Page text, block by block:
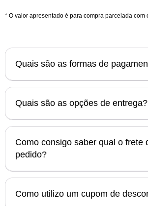
* O valor apresentado é para compra parcelada com
Quais são as formas de
Quais são as opções de entrega?
Como consigo saber qual o frete
pedido?
Como utilizo um cupom de